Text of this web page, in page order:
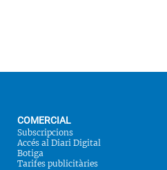
COMERCIAL
Subscripcions
Accés al Diari Digital
Botiga
Tarifes publicitàries